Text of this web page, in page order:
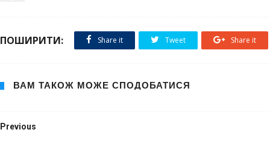
ПОШИРИТИ: Share it Tweet Share it
ВАМ ТАКОЖ МОЖЕ СПОДОБАТИСЯ
Previous